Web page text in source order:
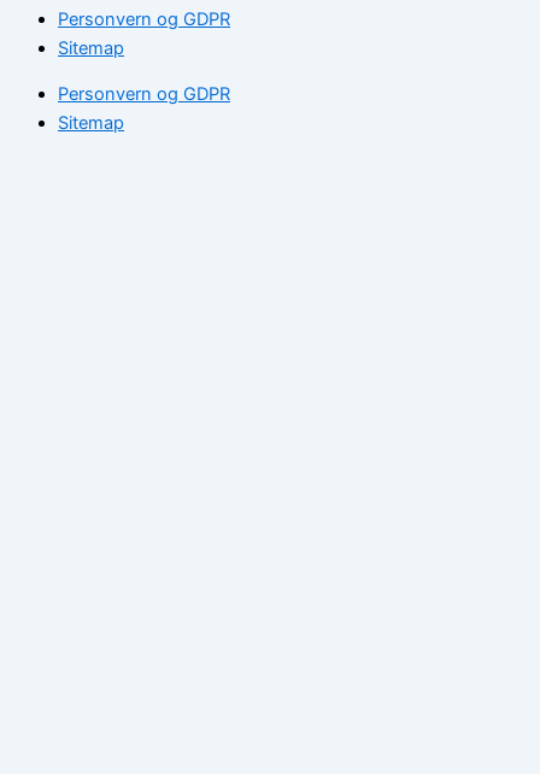
Personvern og GDPR
Sitemap
Personvern og GDPR
Sitemap